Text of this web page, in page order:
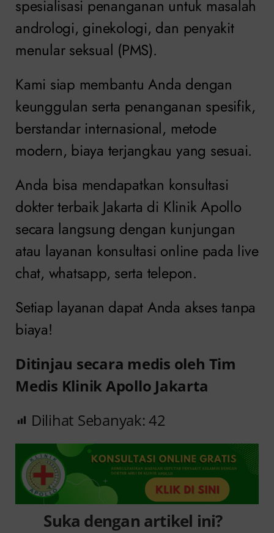
spesialisasi penanganan untuk masalah
andrologi, ginekologi, dan penyakit
menular seksual (PMS).
Kami siap membantu Anda dengan
keunggulan serta penanganan spesifik,
berstandar internasional, metode
modern, biaya terjangkau yang sesuai.
Anda bisa mendapatkan konsultasi
dokter terbaik Jakarta di Klinik Apollo
secara langsung dengan kunjungan
atau layanan konsultasi online pada live
chat, whatsapp, serta telepon.
Setiap layanan dapat Anda akses tanpa
biaya!
Ditinjau secara medis oleh Tim
Medis Klinik Apollo Jakarta
Dilihat Sebanyak:42
Suka dengan artikel ini?